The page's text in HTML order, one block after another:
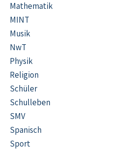
Mathematik
MINT
Musik
NwT
Physik
Religion
Schüler
Schulleben
SMV
Spanisch
Sport